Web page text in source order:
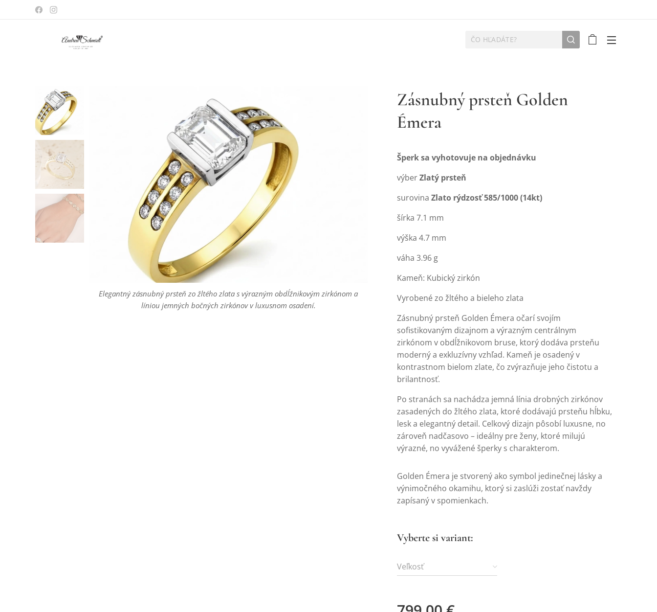
Zásnubný prsteň Golden
Émera
Elegantný zásnubný prsteň zo žltého zlata s výrazným obdĺžnikovým zirkónom a
líniou jemných bočných zirkónov v luxusnom osadení.
Elegantný zásnubný prsteň zo žltého zlata s výrazným obdĺžnikovým zirkónom a
líniou jemných bočných zirkónov v luxusnom osadení.
líniou jemných bočných zirkónov v luxusnom osadení.
Šperk sa vyhotovuje na objednávku
výberZlatý prsteň
surovina Zlato rýdzosť 585/1000 (14kt)
šírka 7.1 mm
výška 4.7 mm
váha 3.96 g
Kameň: Kubický zirkón
Vyrobené zo žltého a bieleho zlata
Zásnubný prsteň Golden Émera očarí svojím
sofistikovaným dizajnom a výrazným centrálnym
zirkónom v obdĺžnikovom bruse, ktorý dodáva prsteňu
moderný a exkluzívny vzhľad. Kameň je osadený v
kontrastnom bielom zlate, čo zvýrazňuje jeho čistotu a
brilantnosť.
Po stranách sa nachádza jemná línia drobných zirkónov
zasadených do žltého zlata, ktoré dodávajú prsteňu hĺbku,
lesk a elegantný detail. Celkový dizajn pôsobí luxusne, no
zároveň nadčasovo – ideálny pre ženy, ktoré milujú
výrazné, no vyvážené šperky s charakterom.
Golden Émera je stvorený ako symbol jedinečnej lásky a
výnimočného okamihu, ktorý si zaslúži zostať navždy
zapísaný v spomienkach.
Vyberte si variant:
Veľkosť